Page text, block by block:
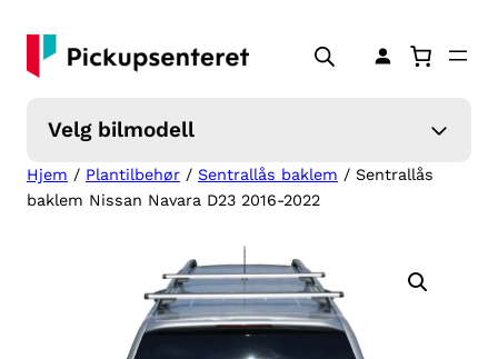
innhold
Velg bilmodell
Hjem / Plantilbehør / Sentrallås baklem / Sentrallås
baklem Nissan Navara D23 2016-2022